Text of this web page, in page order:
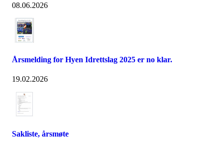
08.06.2026
Årsmelding for Hyen Idrettslag 2025 er no klar.
19.02.2026
Sakliste, årsmøte